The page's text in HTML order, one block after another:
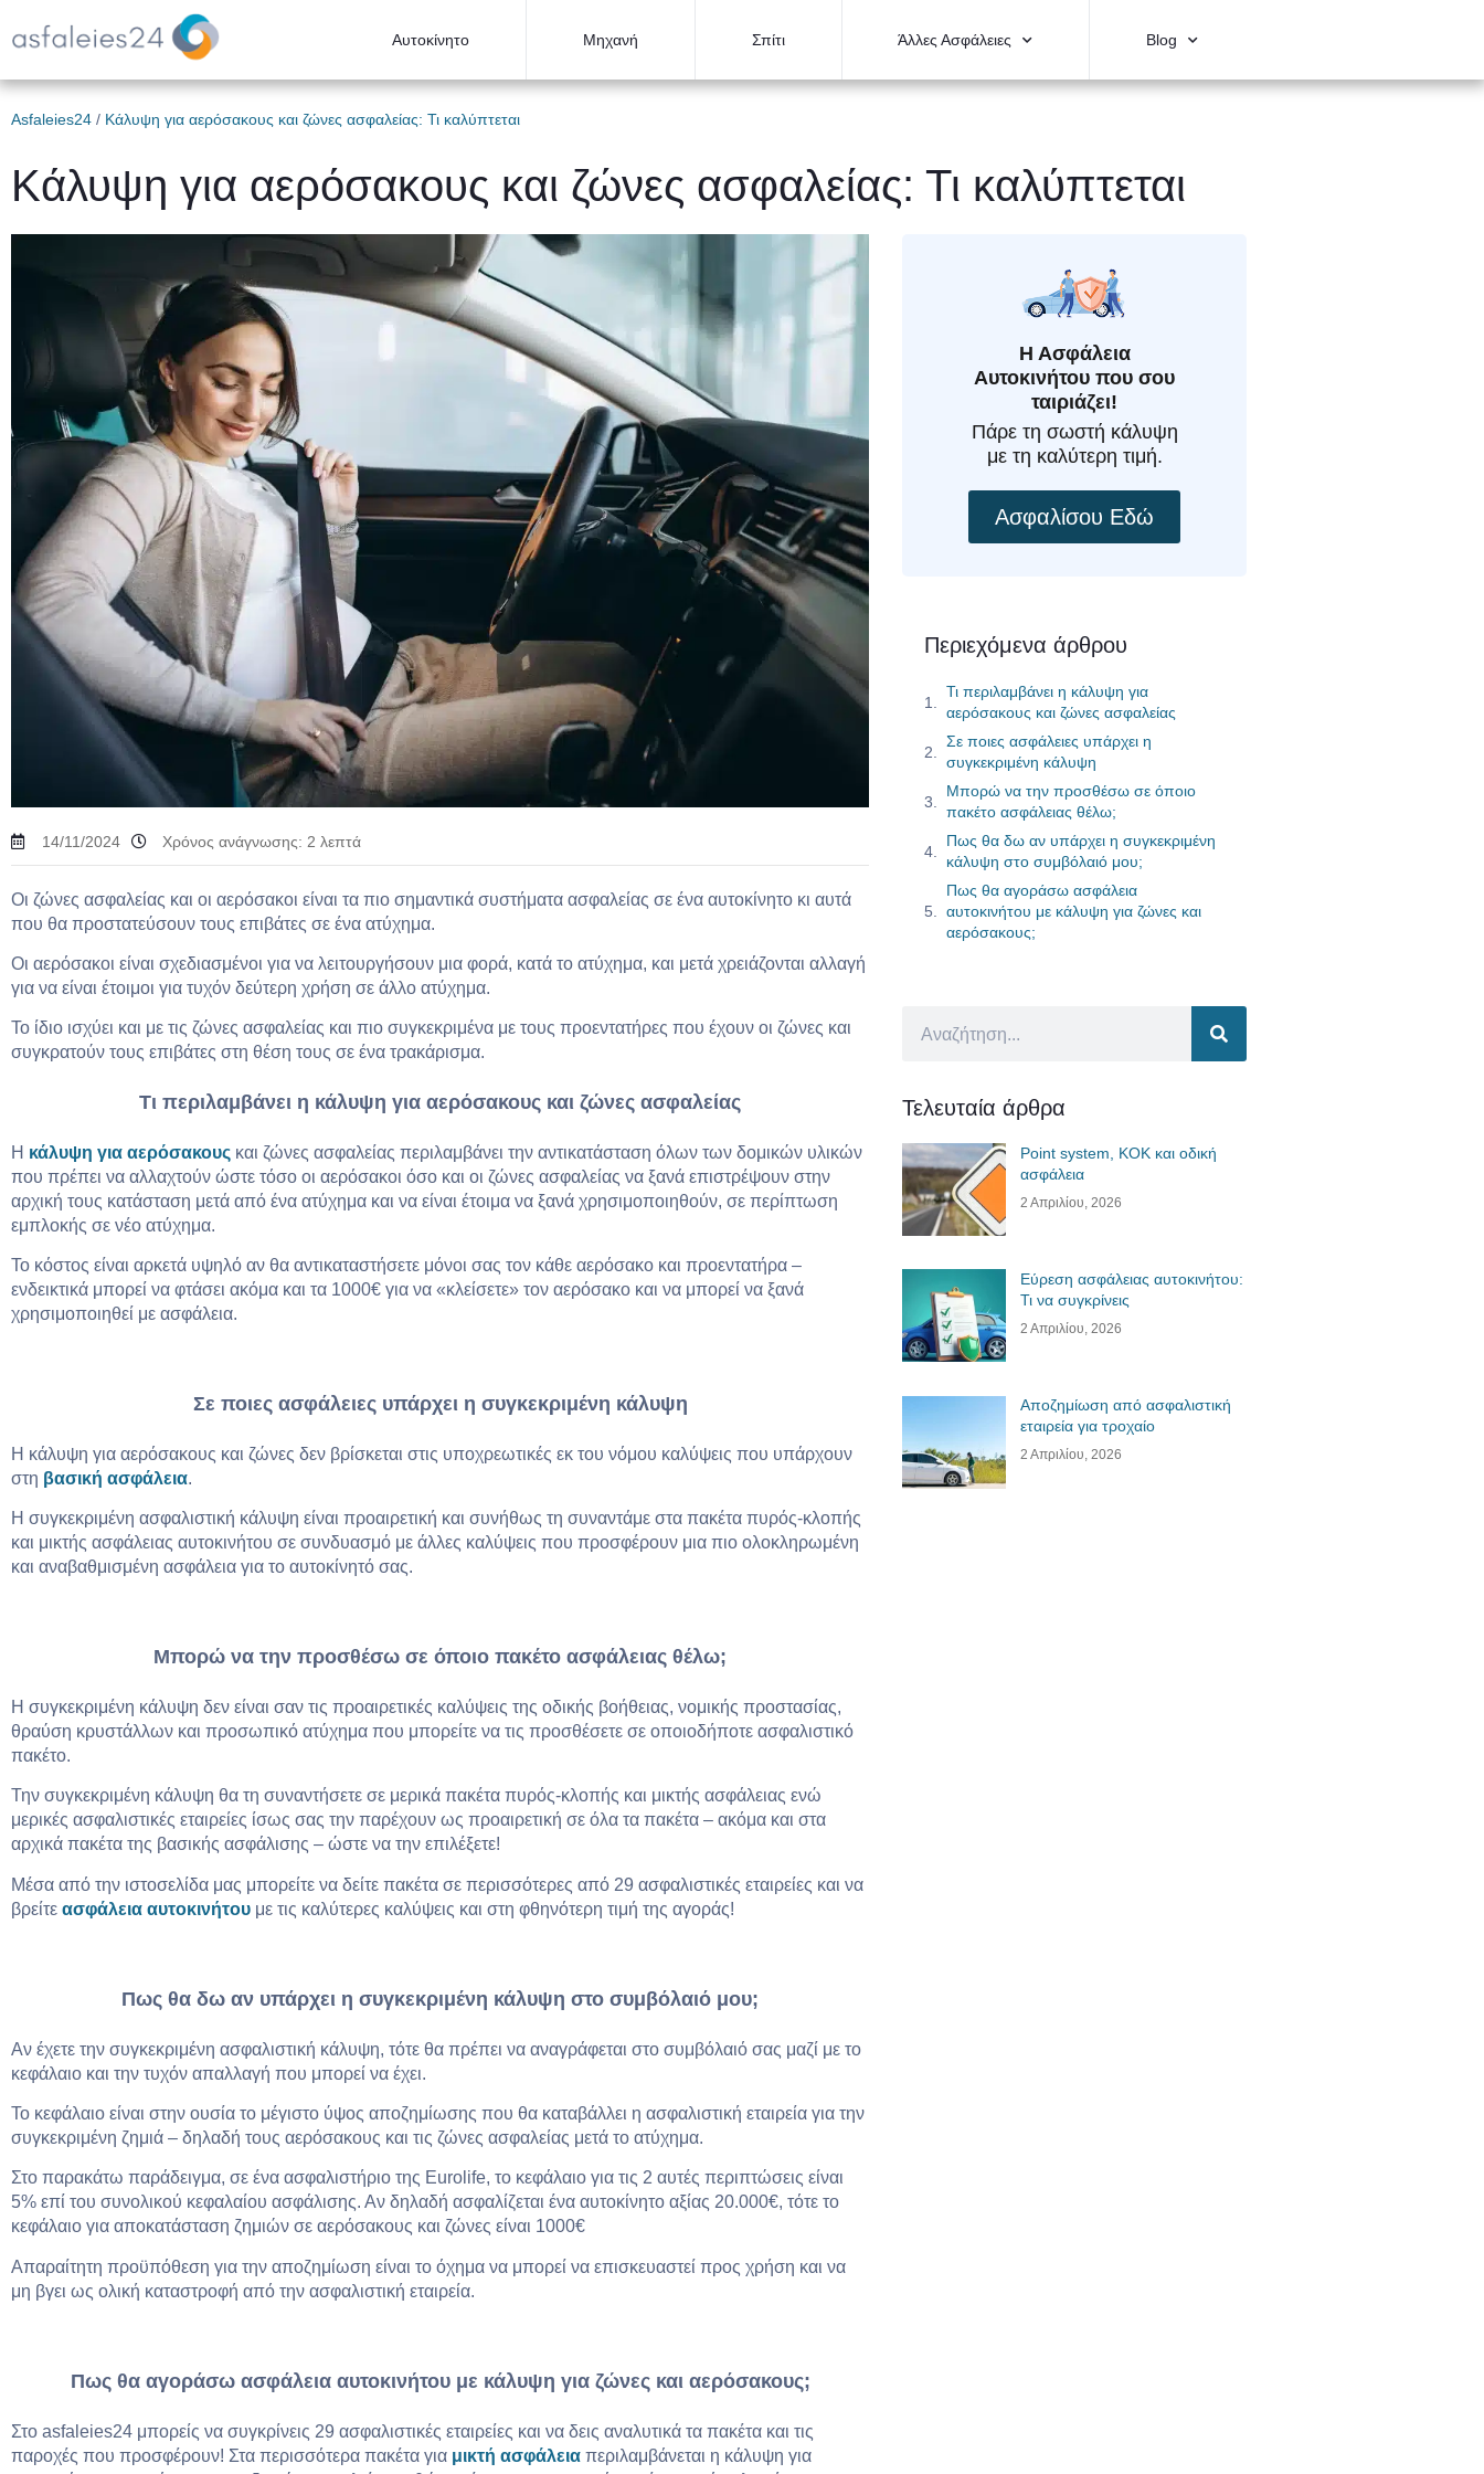
Αυτοκίνητο Μηχανή Σπίτι Άλλες Ασφάλειες Blog
Asfaleies24 / Κάλυψη για αερόσακους και ζώνες ασφαλείας: Τι καλύπτεται
Κάλυψη για αερόσακους και ζώνες ασφαλείας: Τι καλύπτεται
14/11/2024 Χρόνος ανάγνωσης: 2 λεπτά
Οι ζώνες ασφαλείας και οι αερόσακοι είναι τα πιο σημαντικά συστήματα ασφαλείας σε ένα αυτοκίνητο κι αυτά
που θα προστατεύσουν τους επιβάτες σε ένα ατύχημα.
Οι αερόσακοι είναι σχεδιασμένοι για να λειτουργήσουν μια φορά, κατά το ατύχημα, και μετά χρειάζονται αλλαγή
για να είναι έτοιμοι για τυχόν δεύτερη χρήση σε άλλο ατύχημα.
Το ίδιο ισχύει και με τις ζώνες ασφαλείας και πιο συγκεκριμένα με τους προεντατήρες που έχουν οι ζώνες και
συγκρατούν τους επιβάτες στη θέση τους σε ένα τρακάρισμα.
Τι περιλαμβάνει η κάλυψη για αερόσακους και ζώνες ασφαλείας
Η κάλυψη για αερόσακους και ζώνες ασφαλείας περιλαμβάνει την αντικατάσταση όλων των δομικών υλικών
που πρέπει να αλλαχτούν ώστε τόσο οι αερόσακοι όσο και οι ζώνες ασφαλείας να ξανά επιστρέψουν στην
αρχική τους κατάσταση μετά από ένα ατύχημα και να είναι έτοιμα να ξανά χρησιμοποιηθούν, σε περίπτωση
εμπλοκής σε νέο ατύχημα.
Το κόστος είναι αρκετά υψηλό αν θα αντικαταστήσετε μόνοι σας τον κάθε αερόσακο και προεντατήρα –
ενδεικτικά μπορεί να φτάσει ακόμα και τα 1000€ για να «κλείσετε» τον αερόσακο και να μπορεί να ξανά
χρησιμοποιηθεί με ασφάλεια.
Σε ποιες ασφάλειες υπάρχει η συγκεκριμένη κάλυψη
Η κάλυψη για αερόσακους και ζώνες δεν βρίσκεται στις υποχρεωτικές εκ του νόμου καλύψεις που υπάρχουν
στη βασική ασφάλεια.
Η συγκεκριμένη ασφαλιστική κάλυψη είναι προαιρετική και συνήθως τη συναντάμε στα πακέτα πυρός-κλοπής
και μικτής ασφάλειας αυτοκινήτου σε συνδυασμό με άλλες καλύψεις που προσφέρουν μια πιο ολοκληρωμένη
και αναβαθμισμένη ασφάλεια για το αυτοκίνητό σας.
Μπορώ να την προσθέσω σε όποιο πακέτο ασφάλειας θέλω;
Η συγκεκριμένη κάλυψη δεν είναι σαν τις προαιρετικές καλύψεις της οδικής βοήθειας, νομικής προστασίας,
θραύση κρυστάλλων και προσωπικό ατύχημα που μπορείτε να τις προσθέσετε σε οποιοδήποτε ασφαλιστικό
πακέτο.
Την συγκεκριμένη κάλυψη θα τη συναντήσετε σε μερικά πακέτα πυρός-κλοπής και μικτής ασφάλειας ενώ
μερικές ασφαλιστικές εταιρείες ίσως σας την παρέχουν ως προαιρετική σε όλα τα πακέτα – ακόμα και στα
αρχικά πακέτα της βασικής ασφάλισης – ώστε να την επιλέξετε!
Μέσα από την ιστοσελίδα μας μπορείτε να δείτε πακέτα σε περισσότερες από 29 ασφαλιστικές εταιρείες και να
βρείτε ασφάλεια αυτοκινήτου με τις καλύτερες καλύψεις και στη φθηνότερη τιμή της αγοράς!
Πως θα δω αν υπάρχει η συγκεκριμένη κάλυψη στο συμβόλαιό μου;
Αν έχετε την συγκεκριμένη ασφαλιστική κάλυψη, τότε θα πρέπει να αναγράφεται στο συμβόλαιό σας μαζί με το
κεφάλαιο και την τυχόν απαλλαγή που μπορεί να έχει.
Το κεφάλαιο είναι στην ουσία το μέγιστο ύψος αποζημίωσης που θα καταβάλλει η ασφαλιστική εταιρεία για την
συγκεκριμένη ζημιά – δηλαδή τους αερόσακους και τις ζώνες ασφαλείας μετά το ατύχημα.
Στο παρακάτω παράδειγμα, σε ένα ασφαλιστήριο της Eurolife, το κεφάλαιο για τις 2 αυτές περιπτώσεις είναι
5% επί του συνολικού κεφαλαίου ασφάλισης. Αν δηλαδή ασφαλίζεται ένα αυτοκίνητο αξίας 20.000€, τότε το
κεφάλαιο για αποκατάσταση ζημιών σε αερόσακους και ζώνες είναι 1000€
Απαραίτητη προϋπόθεση για την αποζημίωση είναι το όχημα να μπορεί να επισκευαστεί προς χρήση και να
μη βγει ως ολική καταστροφή από την ασφαλιστική εταιρεία.
Πως θα αγοράσω ασφάλεια αυτοκινήτου με κάλυψη για ζώνες και αερόσακους;
Στο asfaleies24 μπορείς να συγκρίνεις 29 ασφαλιστικές εταιρείες και να δεις αναλυτικά τα πακέτα και τις
παροχές που προσφέρουν! Στα περισσότερα πακέτα για μικτή ασφάλεια περιλαμβάνεται η κάλυψη για
Η Ασφάλεια
Αυτοκινήτου που σου
ταιριάζει!
Πάρε τη σωστή κάλυψη
με τη καλύτερη τιμή.
Ασφαλίσου Εδώ
Περιεχόμενα άρθρου
Τι περιλαμβάνει η κάλυψη για
αερόσακους και ζώνες ασφαλείας
Σε ποιες ασφάλειες υπάρχει η
συγκεκριμένη κάλυψη
Μπορώ να την προσθέσω σε όποιο
πακέτο ασφάλειας θέλω;
Πως θα δω αν υπάρχει η συγκεκριμένη
κάλυψη στο συμβόλαιό μου;
Πως θα αγοράσω ασφάλεια
αυτοκινήτου με κάλυψη για ζώνες και
αερόσακους;
Τελευταία άρθρα
Point system, ΚΟΚ και οδική
ασφάλεια
2 Απριλίου, 2026
Εύρεση ασφάλειας αυτοκινήτου:
Τι να συγκρίνεις
2 Απριλίου, 2026
Αποζημίωση από ασφαλιστική
εταιρεία για τροχαίο
2 Απριλίου, 2026